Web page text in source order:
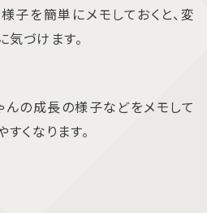
子を簡単にメモしておくと、変
づけます。
んの成長の様子などをメモして
くなります。